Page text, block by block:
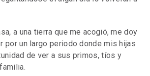
a una tierra que me acogió, me doy
por un largo periodo donde mis hijas
de ver a sus primos, tíos y